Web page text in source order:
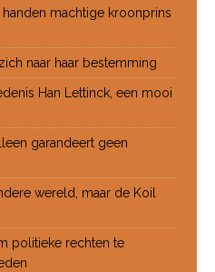
machtige kroonprins
naar haar bestemming
Han Lettinck, een mooi
garandeert geen
wereld, maar de Koil
politieke rechten te